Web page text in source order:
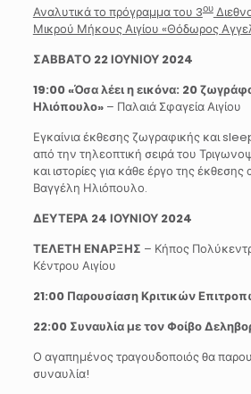
Αναλυτικά το πρόγραμμα του 3ου
Μικρού Μήκους Αιγίου «Θόδωρος
ΣΑΒΒΑΤΟ 22 ΙΟΥΝΙΟΥ 2024
19:00 «Όσα λέει η εικόνα: 20
Ηλιόπουλο» – Παλαιά Σφαγεία Αιγίου
Εγκαίνια έκθεσης ζωγραφικής και
από την τηλεοπτική σειρά του
και ιστορίες για κάθε έργο της
Βαγγέλη Ηλιόπουλο.
ΔΕΥΤΕΡΑ 24 ΙΟΥΝΙΟΥ 2024
ΤΕΛΕΤΗ ΕΝΑΡΞΗΣ – Κήπος
Κέντρου Αιγίου
21:00 Παρουσίαση Κριτικών
22:00 Συναυλία με τον Φοίβο
Ο αγαπημένος τραγουδοποιός θα
συναυλία!